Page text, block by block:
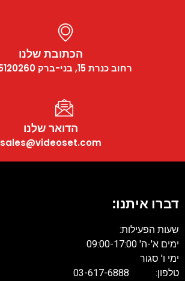
הכתובת שלנו
רחוב כנרת 15, בני-ברק 5120260 ישראל
הדואר שלנו
sales@videoset.com
דברו איתנו:
שעות הפעילות:
ימים א'-ה' 09:00-17:00
ימי ו' סגור
טלפון: 03-617-6888